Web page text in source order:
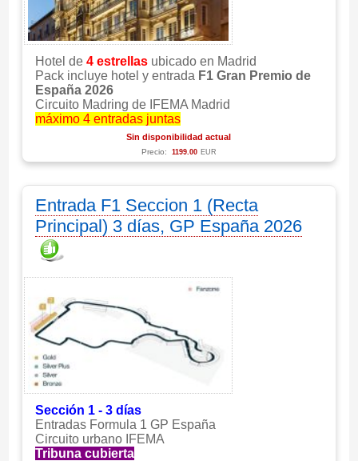
Hotel de 4 estrellasubicado en Madrid
Pack incluye hotel y entrada F1 Gran Premio de
España 2026
Circuito Madring de IFEMA Madrid
máximo 4 entradas juntas
Sin disponibilidad actual
Precio: 1199.00 EUR
Entrada F1 Seccion 1 (Recta
Principal) 3 días, GP España 2026
Sección 1 - 3 días
Entradas Formula 1 GP España
Circuito urbano IFEMA
Tribuna cubierta